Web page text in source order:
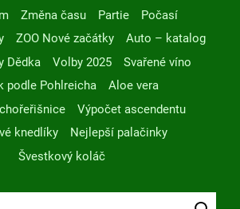
Změna času Partie
Počasí
ZOO Nové začátky
Auto – katalog
Dědka
Volby 2025
Svařené víno
podle Pohlreicha
Aloe vera
Výpočet ascendentu
knedlíky
Nejlepší palačinky
Švestkový koláč